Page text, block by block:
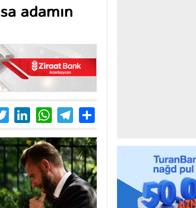
adamın
TwitterLinkedIn
WhatsApp
Telegram
Share